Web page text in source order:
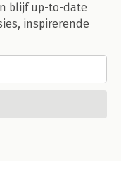
blijf up-to-date
inspirerende